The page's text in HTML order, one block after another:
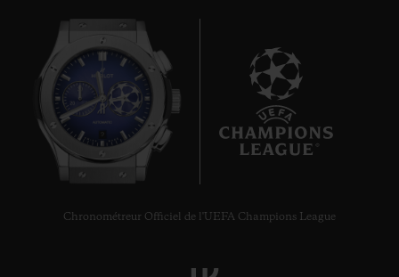
Chronométreur Officiel de l'UEFA Champions League